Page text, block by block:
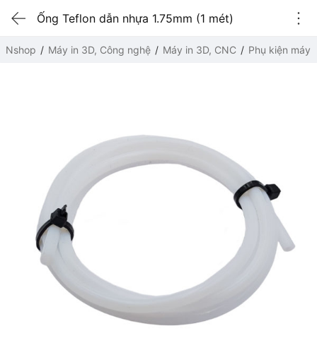
Ống Teflon dẫn nhựa 1.75mm (1 mét)
Nshop Máy in 3D, Công nghệ Máy in 3D, CNC Phụ kiện máy